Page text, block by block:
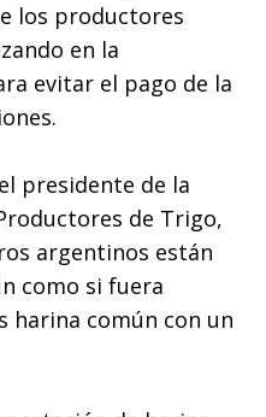
los productores
en la
evitar el pago de la
presidente de la
de Trigo,
argentinos están
como si fuera
harina común con un